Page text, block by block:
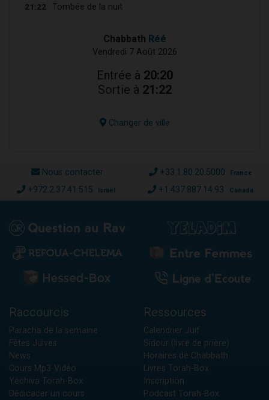
21:22 Tombée de la nuit
Chabbath Réé
Vendredi 7 Août 2026
Entrée à 20:20
Sortie à 21:22
Changer de ville
Nous contacter +33.1.80.20.5000 France
+972.2.37.41.515 Israël +1.437.887.14.93 Canada
Raccourcis
Paracha de la semaine
Fêtes Juives
News
Cours Mp3-Vidéo
Yéchiva Torah-Box
Dédicacer un cours
Ressources
Calendrier Juif
Sidour (livre de prière)
Horaires de Chabbath
Livres Torah-Box
Inscription
Podcast Torah-Box